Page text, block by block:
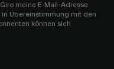
meine E-Mail-Adresse
Übereinstimmung mit den
können sich